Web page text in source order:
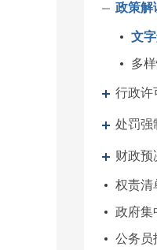
政策解
文
多
行政许
处罚强
财政预
权责清
政府集
公务员